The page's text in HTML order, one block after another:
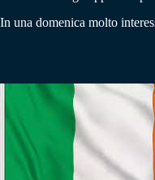
In una domenica molto